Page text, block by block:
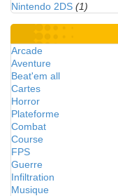
Nintendo 2DS (1)
Arcade
Aventure
Beat'em all
Cartes
Horror
Plateforme
Combat
Course
FPS
Guerre
Infiltration
Musique